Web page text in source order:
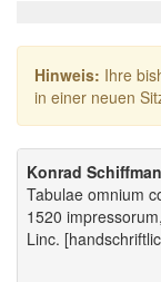
Hinweis: Ihre
in einer neuen
Konrad
Tabulae omnium
1520
Linc.